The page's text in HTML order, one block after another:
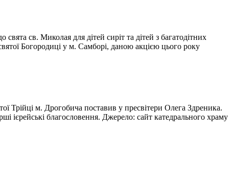
св. Миколая для дітей сиріт та дітей з багатодітних
Богородиці у м. Самборі, даною акцією цього року
Трійці м. Дрогобича поставив у пресвітери Олега Здреника.
ієрейські благословення. Джерело: сайт катедрального храму